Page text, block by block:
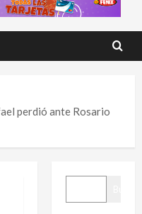
perdió ante Rosario